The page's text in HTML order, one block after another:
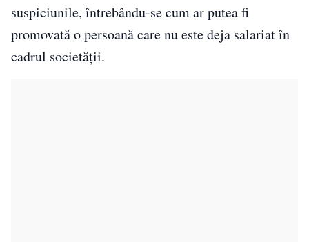
suspiciunile, întrebându-se cum ar putea fi
promovată o persoană care nu este deja salariat în
cadrul societății.